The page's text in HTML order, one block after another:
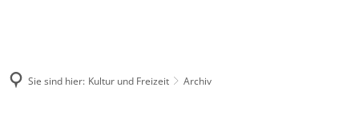
Sie sind hier: Kultur und Freizeit Archiv